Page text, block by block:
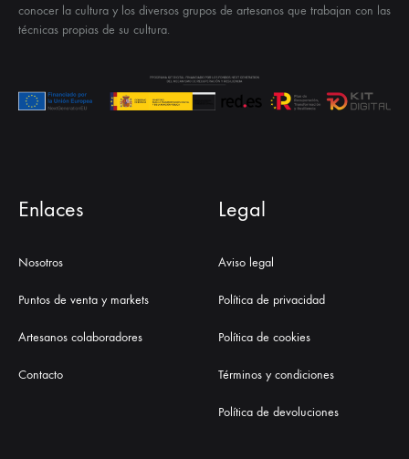
conocer la cultura y los diversos grupos de artesanos que trabajan con las
técnicas propias de su cultura.
Enlaces
Nosotros
Puntos de venta y markets
Artesanos colaboradores
Contacto
Legal
Aviso legal
Política de privacidad
Política de cookies
Términos y condiciones
Política de devoluciones